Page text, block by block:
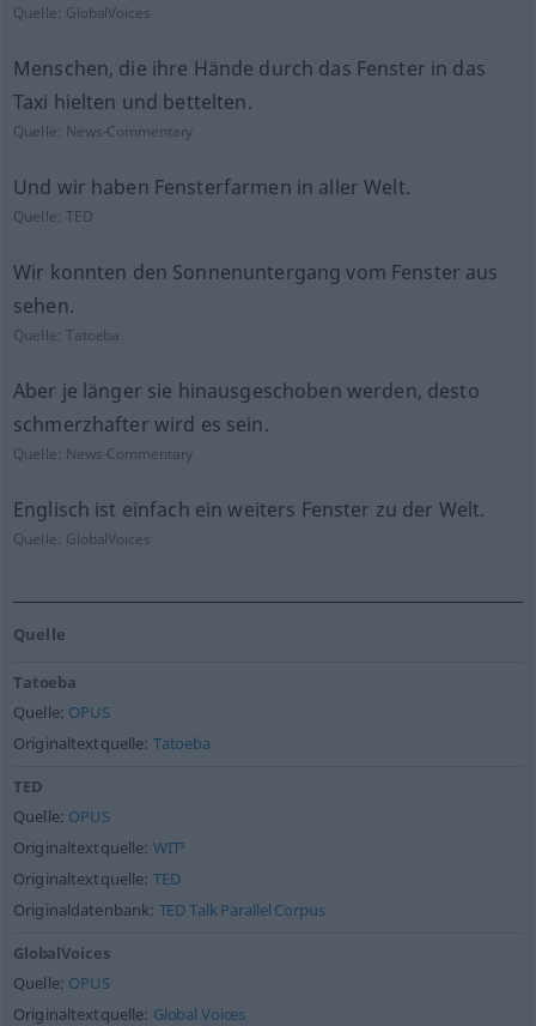
Quelle: GlobalVoices
Menschen, die ihre Hände durch das Fenster in das
Taxi hielten und bettelten.
Quelle: News-Commentary
Und wir haben Fensterfarmen in aller Welt.
Quelle:TED
Wir konnten den Sonnenuntergang vom Fenster aus
sehen.
Quelle:Tatoeba
Aber je länger sie hinausgeschoben werden, desto
schmerzhafter wird es sein.
Quelle: News-Commentary
Englisch ist einfach ein weiters Fenster zu der Welt.
Quelle: GlobalVoices
Quelle
Tatoeba
Quelle: OPUS
Originaltextquelle: Tatoeba
TED
Quelle: OPUS
Originaltextquelle: WIT³
Originaltextquelle: TED
Originaldatenbank: TED Talk Parallel Corpus
GlobalVoices
Quelle: OPUS
Originaltextquelle: Global Voices